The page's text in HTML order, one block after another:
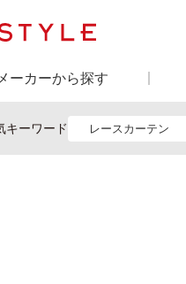
メーカーから探す
キーワード レースカーテン